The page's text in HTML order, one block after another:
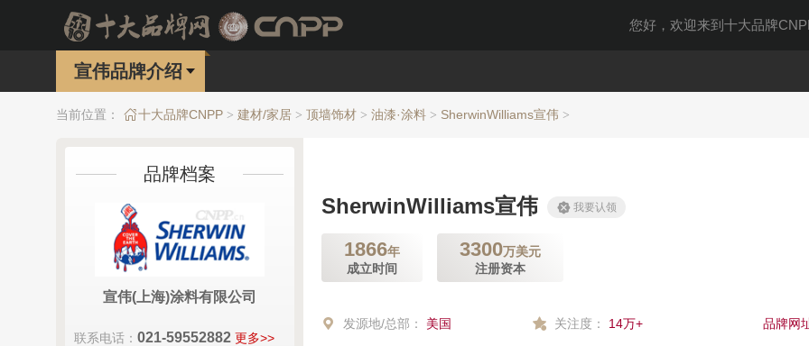
您好，欢迎来到十大品牌
宣伟品牌介绍
当前位置： 十大品牌CNPP > 建材/家居 > 顶墙饰材 > 油漆·涂料 > SherwinWilliams宣伟 >
品牌档案
宣伟(上海)涂料有限公司
联系电话： 021-59552882 更多>>
SherwinWilliams宣伟 我要认领
1866年
成立时间
3300万美元
注册资本
发源地/总部： 美国 关注度： 14万+ 品牌网